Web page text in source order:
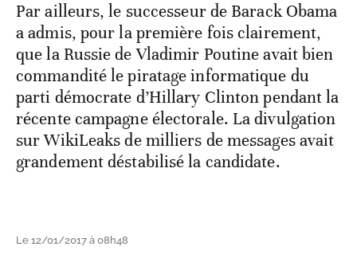
Par ailleurs, le successeur de Barack Obama
a admis, pour la première fois clairement,
que la Russie de Vladimir Poutine avait bien
commandité le piratage informatique du
parti démocrate d’Hillary Clinton pendant la
récente campagne électorale. La divulgation
sur WikiLeaks de milliers de messages avait
grandement déstabilisé la candidate.
Le 12/01/2017 à 08h48